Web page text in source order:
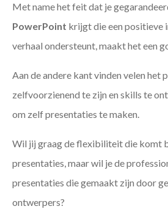
Met name het feit dat je
PowerPoint krijgt die een positieve
verhaal ondersteunt, maakt het een
Aan de andere kant vinden velen het
zelfvoorzienend te zijn en skills te
om zelf presentaties te maken.
Wil jij graag de flexibiliteit die komt
presentaties, maar wil je de
presentaties die gemaakt zijn door
ontwerpers?